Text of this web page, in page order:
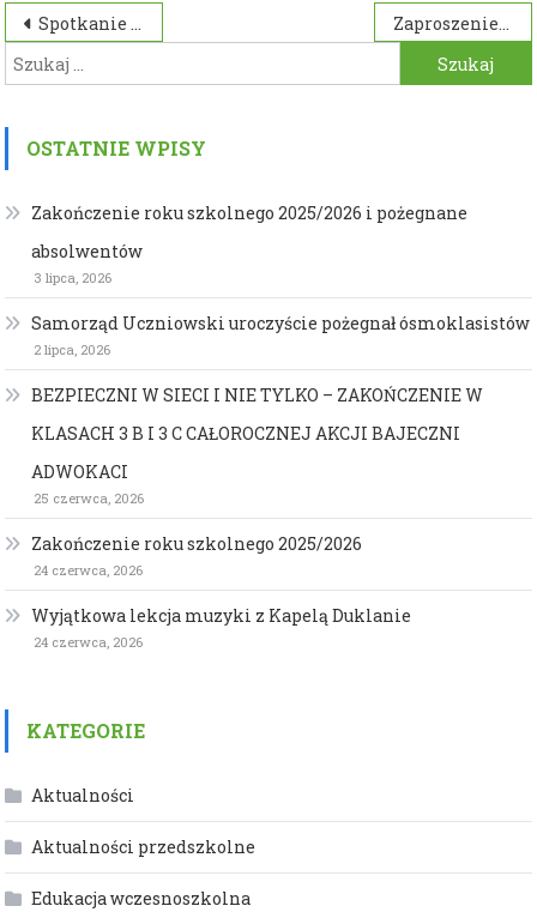
Nawigacja
wpisu
Spotkanie z funkcjonariuszami Straży Granicznej z Sanoka
Zaproszenie
Szukaj:
OSTATNIE WPISY
Zakończenie roku szkolnego 2025/2026 i pożegnane
absolwentów
3 lipca, 2026
Samorząd Uczniowski uroczyście pożegnał ósmoklasistów
2 lipca, 2026
BEZPIECZNI W SIECI I NIE TYLKO – ZAKOŃCZENIE W
KLASACH 3 B I 3 C CAŁOROCZNEJ AKCJI BAJECZNI
ADWOKACI
25 czerwca, 2026
Zakończenie roku szkolnego 2025/2026
24 czerwca, 2026
Wyjątkowa lekcja muzyki z Kapelą Duklanie
24 czerwca, 2026
KATEGORIE
Aktualności
Aktualności przedszkolne
Edukacja wczesnoszkolna